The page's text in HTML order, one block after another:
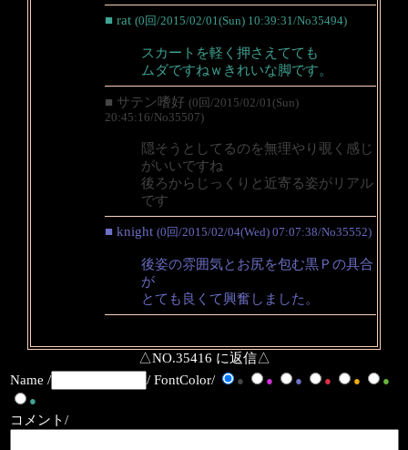
■ rat (0回/2015/02/01(Sun) 10:39:31/No35494)
スカートを軽く押さえてても
ムダですねｗきれいな脚です。
■ サテン嗜好 (0回/2015/02/01(Sun)
20:45:16/No35507)
隠そうとしてるのを無理やり覗く感じ
がいいですね
後ろからじっくりと近寄る姿がリアル
です
■ knight (0回/2015/02/04(Wed) 07:07:38/No35552)
後姿の雰囲気とお尻を包む黒Ｐの具合
が
とても良くて興奮しました。
△NO.35416 に返信△
Name /
/ FontColor/ ● ● ● ● ●
●
●
コメント/